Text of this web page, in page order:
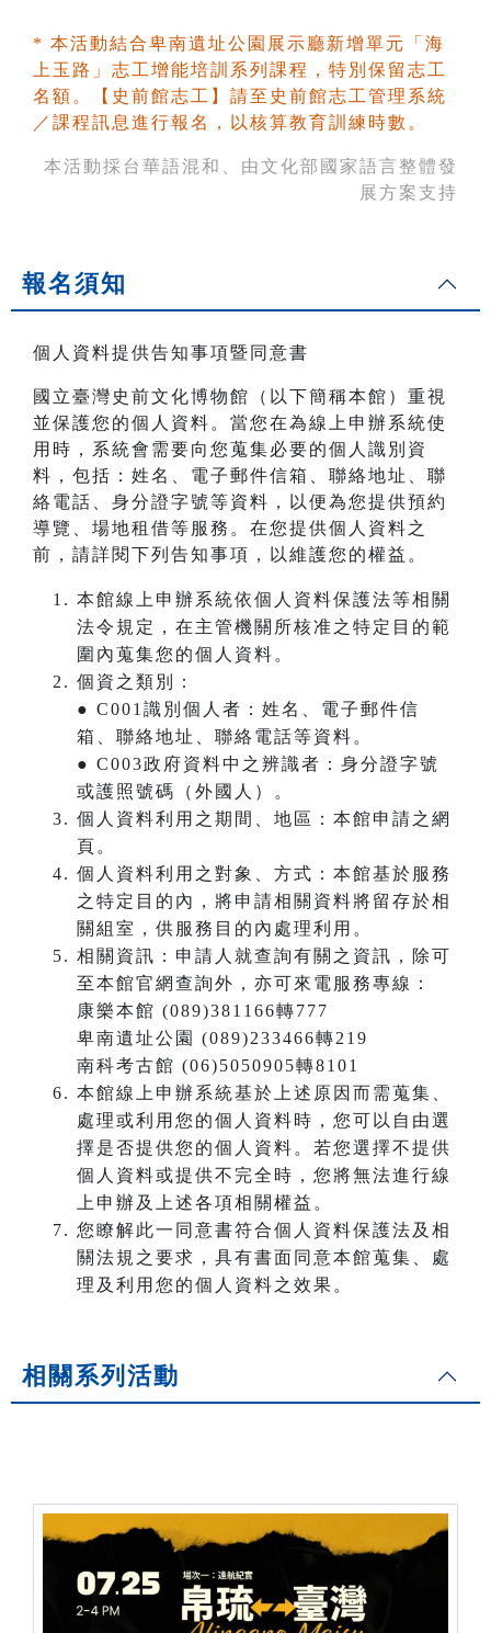
* 本活動結合卑南遺址公園展示廳新增單元「海
上玉路」志工增能培訓系列課程，特別保留志工
名額。【史前館志工】請至史前館志工管理系統
／課程訊息進行報名，以核算教育訓練時數。
本活動採台華語混和、由文化部國家語言整體發
展方案支持
報名須知
個人資料提供告知事項暨同意書
國立臺灣史前文化博物館（以下簡稱本館）重視
並保護您的個人資料。當您在為線上申辦系統使
用時，系統會需要向您蒐集必要的個人識別資
料，包括：姓名、電子郵件信箱、聯絡地址、聯
絡電話、身分證字號等資料，以便為您提供預約
導覽、場地租借等服務。在您提供個人資料之
前，請詳閱下列告知事項，以維護您的權益。
本館線上申辦系統依個人資料保護法等相關
法令規定，在主管機關所核准之特定目的範
圍內蒐集您的個人資料。
個資之類別：
● C001識別個人者：姓名、電子郵件信
箱、聯絡地址、聯絡電話等資料。
● C003政府資料中之辨識者：身分證字號
或護照號碼（外國人）。
個人資料利用之期間、地區：本館申請之網
頁。
個人資料利用之對象、方式：本館基於服務
之特定目的內，將申請相關資料將留存於相
關組室，供服務目的內處理利用。
相關資訊：申請人就查詢有關之資訊，除可
至本館官網查詢外，亦可來電服務專線：
康樂本館 (089)381166轉777
卑南遺址公園 (089)233466轉219
南科考古館 (06)5050905轉8101
本館線上申辦系統基於上述原因而需蒐集、
處理或利用您的個人資料時，您可以自由選
擇是否提供您的個人資料。若您選擇不提供
個人資料或提供不完全時，您將無法進行線
上申辦及上述各項相關權益。
您瞭解此一同意書符合個人資料保護法及相
關法規之要求，具有書面同意本館蒐集、處
理及利用您的個人資料之效果。
相關系列活動